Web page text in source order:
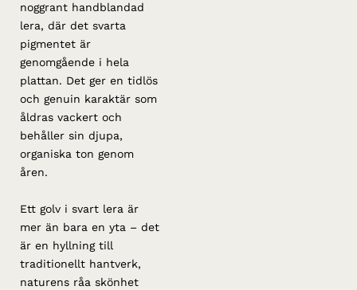
noggrant handblandad
lera, där det svarta
pigmentet är
genomgående i hela
plattan. Det ger en tidlös
och genuin karaktär som
åldras vackert och
behåller sin djupa,
organiska ton genom
åren.
Ett golv i svart lera är
mer än bara en yta – det
är en hyllning till
traditionellt hantverk,
naturens råa skönhet